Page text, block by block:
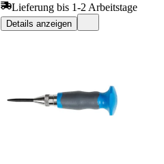
Lieferung bis 1-2 Arbeitstage
Details anzeigen